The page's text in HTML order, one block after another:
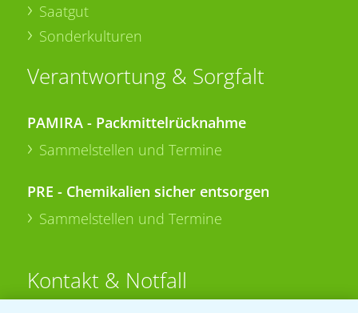
Saatgut
Sonderkulturen
Verantwortung & Sorgfalt
PAMIRA - Packmittelrücknahme
Sammelstellen und Termine
PRE - Chemikalien sicher entsorgen
Sammelstellen und Termine
Kontakt & Notfall